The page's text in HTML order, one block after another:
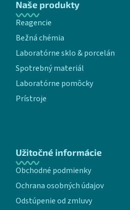
Naše produkty
Reagencie
Bežná chémia
Laboratórne sklo & porcelán
Spotrebný materiál
Laboratórne pomôcky
Prístroje
Užitočné informácie
Obchodné podmienky
Ochrana osobných údajov
Odstúpenie od zmluvy